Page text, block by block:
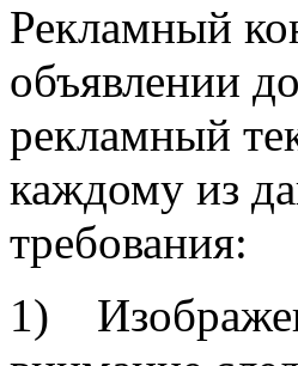
Рекламный
объявлении
рекламный
каждому из
требования:
1)